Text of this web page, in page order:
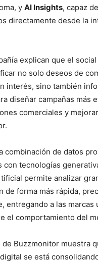
y AI Insights, capaz
directamente desde la
explican que el
no solo deseos de
interés, sino también
diseñar campañas más
comerciales y
combinación de datos
con tecnologías
permite analizar
de forma más rápida,
entregando a las marcas
el comportamiento del
Buzzmonitor muestra
se está